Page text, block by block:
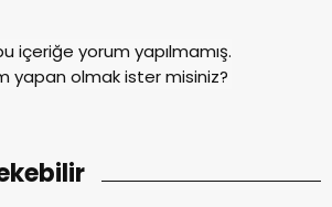
içeriğe yorum yapılmamış.
yapan olmak ister misiniz?